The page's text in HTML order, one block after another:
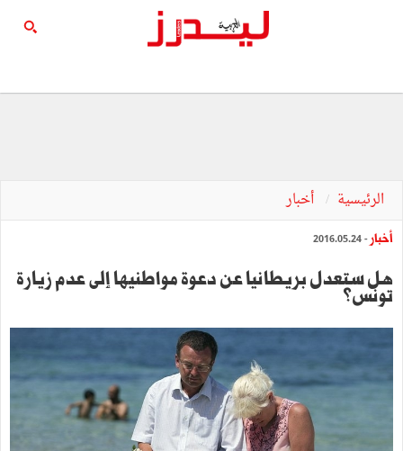
الرئيسية أخبار
أخبار - 2016.05.24
هل ستعدل بريطانيا عن دعوة مواطنيها إلى عدم زيارة
تونس؟